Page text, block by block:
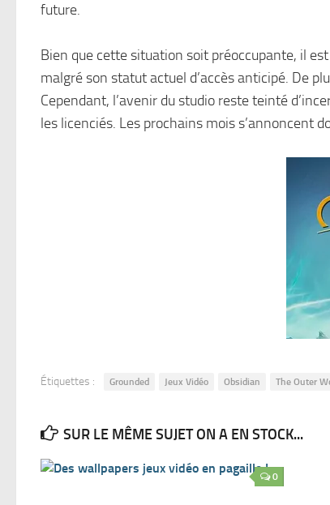
future.
Bien que cette situation soit préoccupante, il
malgré son statut actuel d’accès anticipé. De
Cependant, l’avenir du studio reste teinté
les licenciés. Les prochains mois s’annoncent
Étiquettes : Grounded Jeux Vidéo Obsidian The Outer
SUR LE MÊME SUJET ON A EN STOCK...
0